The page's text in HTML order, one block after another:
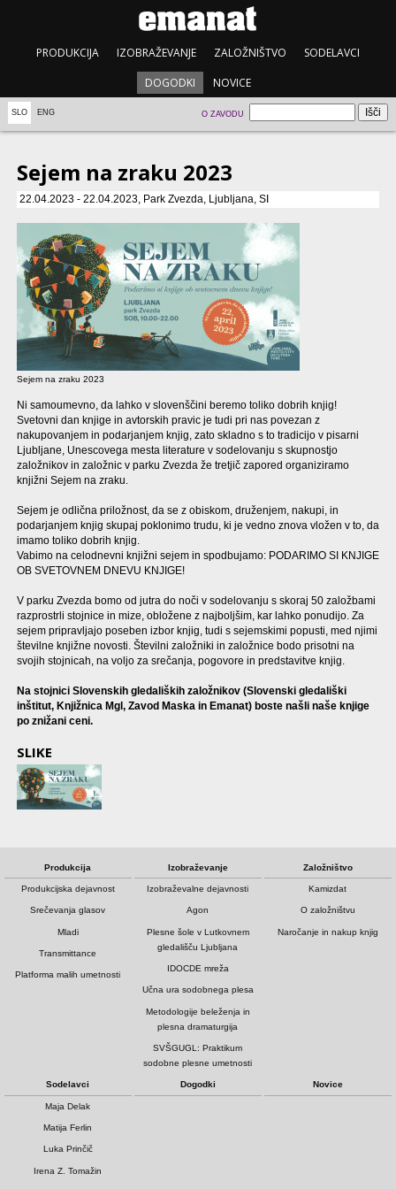
PRODUKCIJA IZOBRAŽEVANJE ZALOŽNIŠTVO SODELAVCI
DOGODKI NOVICE
SLO ENG O ZAVODU
Sejem na zraku 2023
22.04.2023 - 22.04.2023, Park Zvezda, Ljubljana, SI
Sejem na zraku 2023
Ni samoumevno, da lahko v slovenščini beremo toliko dobrih knjig!
Svetovni dan knjige in avtorskih pravic je tudi pri nas povezan z
nakupovanjem in podarjanjem knjig, zato skladno s to tradicijo v pisarni
Ljubljane, Unescovega mesta literature v sodelovanju s skupnostjo
založnikov in založnic v parku Zvezda že tretjič zapored organiziramo
knjižni Sejem na zraku.
Sejem je odlična priložnost, da se z obiskom, druženjem, nakupi, in
podarjanjem knjig skupaj poklonimo trudu, ki je vedno znova vložen v to, da
imamo toliko dobrih knjig.
Vabimo na celodnevni knjižni sejem in spodbujamo: PODARIMO SI KNJIGE
OB SVETOVNEM DNEVU KNJIGE!
V parku Zvezda bomo od jutra do noči v sodelovanju s skoraj 50 založbami
razprostrli stojnice in mize, obložene z najboljšim, kar lahko ponudijo. Za
sejem pripravljajo poseben izbor knjig, tudi s sejemskimi popusti, med njimi
številne knjižne novosti. Številni založniki in založnice bodo prisotni na
svojih stojnicah, na voljo za srečanja, pogovore in predstavitve knjig.
Na stojnici Slovenskih gledaliških založnikov (Slovenski gledališki
inštitut, Knjižnica Mgl, Zavod Maska in Emanat) boste našli naše knjige
po znižani ceni.
SLIKE
Produkcija
Produkcijska dejavnost
Srečevanja glasov
Mladi
Transmittance
Platforma malih umetnosti
Izobraževanje
Izobraževalne dejavnosti
Agon
Plesne šole v Lutkovnem
gledališču Ljubljana
IDOCDE mreža
Učna ura sodobnega plesa
Metodologije beleženja in
plesna dramaturgija
SVŠGUGL: Praktikum
sodobne plesne umetnosti
Založništvo
Kamizdat
O založništvu
Naročanje in nakup knjig
Sodelavci
Maja Delak
Matija Ferlin
Luka Prinčič
Irena Z. Tomažin
Dogodki Novice